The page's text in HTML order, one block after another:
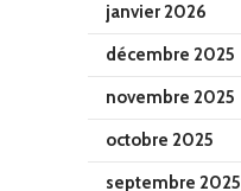
janvier 2026
décembre 2025
novembre 2025
octobre 2025
septembre 2025